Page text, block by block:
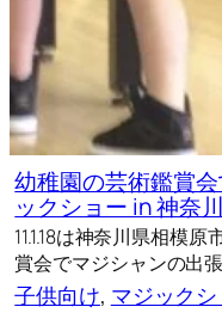
幼稚園の芸術鑑賞
ックショー in 神奈
11.1.18は神奈川県相模
賞会でマジシャンの出
子供向け, マジック